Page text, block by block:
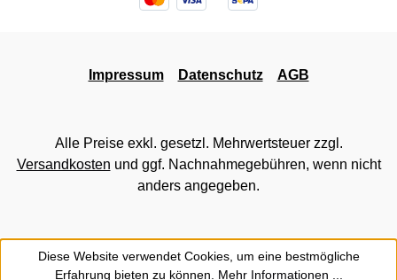
Impressum Datenschutz AGB
Alle Preise exkl. gesetzl. Mehrwertsteuer zzgl.
Versandkosten und ggf. Nachnahmegebühren, wenn nicht
anders angegeben.
Diese Website verwendet Cookies, um eine bestmögliche
Erfahrung bieten zu können. Mehr Informationen ...